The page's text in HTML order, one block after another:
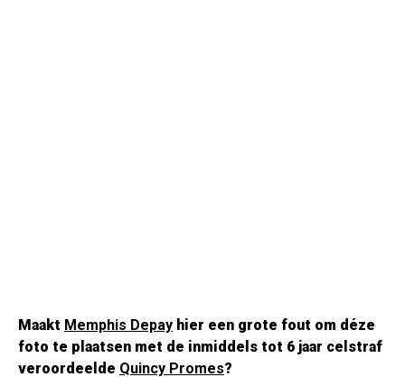
Maakt Memphis Depay hier een grote fout om déze
foto te plaatsen met de inmiddels tot 6 jaar celstraf
veroordeelde Quincy Promes?